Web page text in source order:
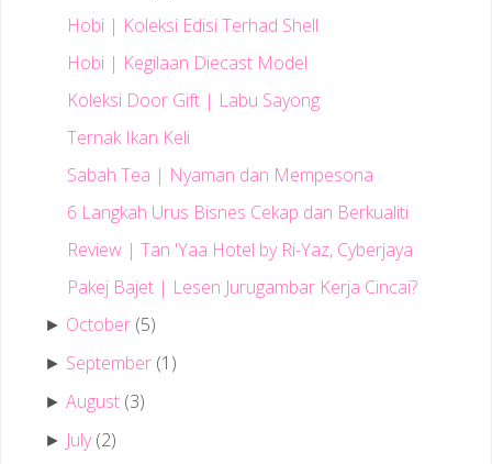
Hobi | Koleksi Edisi Terhad Shell
Hobi | Kegilaan Diecast Model
Koleksi Door Gift | Labu Sayong
Ternak Ikan Keli
Sabah Tea | Nyaman dan Mempesona
6 Langkah Urus Bisnes Cekap dan Berkualiti
Review | Tan 'Yaa Hotel by Ri-Yaz, Cyberjaya
Pakej Bajet | Lesen Jurugambar Kerja Cincai?
► October (5)
► September (1)
►August (3)
► July (2)